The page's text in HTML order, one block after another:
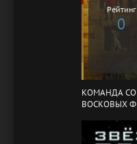
Рейтинг
0
КОМАНДА
ВОСКОВЫХ